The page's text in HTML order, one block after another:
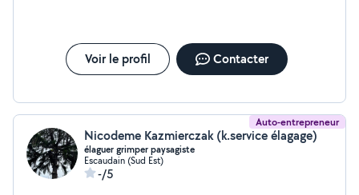
Voir le profil Contacter
Auto-entrepreneur
Nicodeme Kazmierczak (k.service élagage)
élaguer grimper paysagiste
Escaudain (Sud Est)
-/5